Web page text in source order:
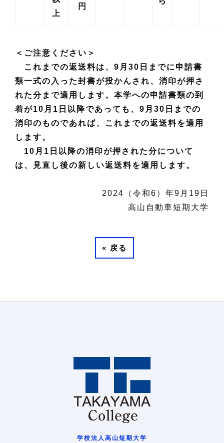
上
円
＜ご注意ください＞
これまでの返送料は、9月30日までに申請書
類一式の入った封書が投かんされ、消印が押さ
れた分まで適用します。 本学への申請書類の到
着が10月1日以降であっても、9月30日までの
消印のものであれば、これまでの返送料を適用
します。
10月1日以降の消印が押された分について
は、見直し後の新しい返送料を適用します。
2024（令和6）年9月19日
高山自動車短期大学
« 戻る
学校法人高山短期大学